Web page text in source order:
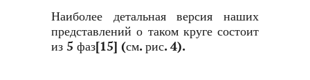
Наиболее детальная версия наших
представлений о таком круге состоит
из 5 фаз[15] (см. рис. 4).